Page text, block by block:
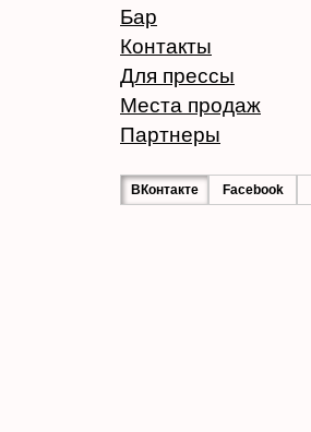
Бар
Контакты
Для прессы
Места продаж
Партнеры
ВКонтакте Facebook